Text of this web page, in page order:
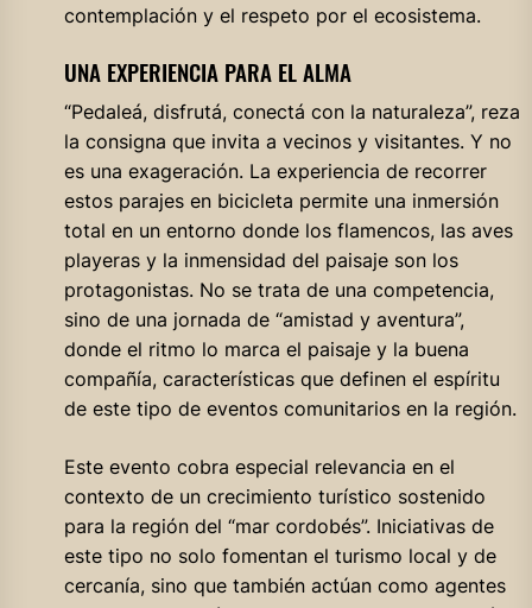
contemplación y el respeto por el ecosistema.
UNA EXPERIENCIA PARA EL ALMA
“Pedaleá, disfrutá, conectá con la naturaleza”, reza
la consigna que invita a vecinos y visitantes. Y no
es una exageración. La experiencia de recorrer
estos parajes en bicicleta permite una inmersión
total en un entorno donde los flamencos, las aves
playeras y la inmensidad del paisaje son los
protagonistas. No se trata de una competencia,
sino de una jornada de “amistad y aventura”,
donde el ritmo lo marca el paisaje y la buena
compañía, características que definen el espíritu
de este tipo de eventos comunitarios en la región.
Este evento cobra especial relevancia en el
contexto de un crecimiento turístico sostenido
para la región del “mar cordobés”. Iniciativas de
este tipo no solo fomentan el turismo local y de
cercanía, sino que también actúan como agentes